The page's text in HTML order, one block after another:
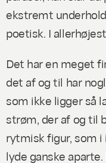
ekstremt
poetisk. I
Det har en meget
det af og til har
som ikke ligger så
strøm, der af og til
rytmisk figur, som
lyde ganske